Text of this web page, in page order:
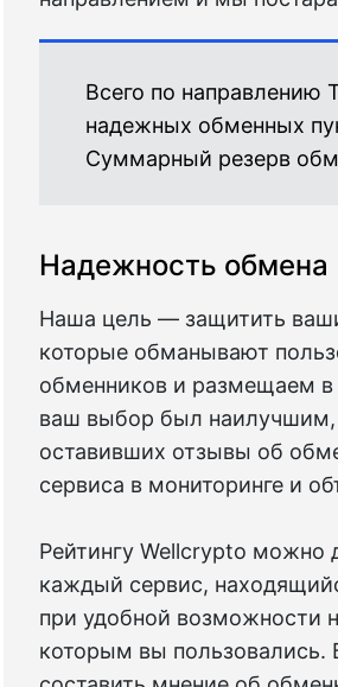
Всего по направлению
надежных обменных
Суммарный резерв
Надежность обмена
Наша цель — защитить
которые обманывают
обменников и размещаем
ваш выбор был наилучшим,
оставивших отзывы об
сервиса в мониторинге и
Рейтингу Wellcrypto можно
каждый сервис,
при удобной возможности
которым вы